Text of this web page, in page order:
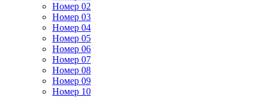
Номер 02
Номер 03
Номер 04
Номер 05
Номер 06
Номер 07
Номер 08
Номер 09
Номер 10